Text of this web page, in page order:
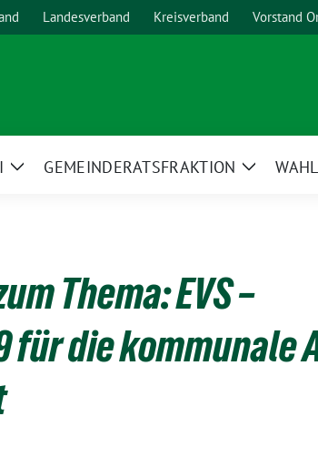
Landesverband Kreisverband Vorstand
ZeigeGEMEINDERATSFRAKTION
Zeige
Thema: EVS –
für die kommunale